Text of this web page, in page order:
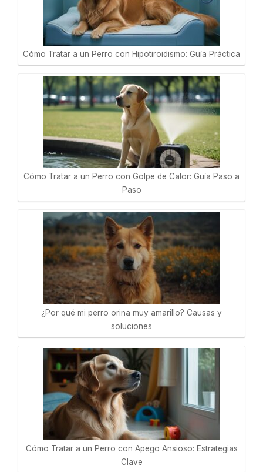
Cómo Tratar a un Perro con Hipotiroidismo: Guía Práctica
Cómo Tratar a un Perro con Golpe de Calor: Guía Paso a
Paso
¿Por qué mi perro orina muy amarillo? Causas y
soluciones
Cómo Tratar a un Perro con Apego Ansioso: Estrategias
Clave